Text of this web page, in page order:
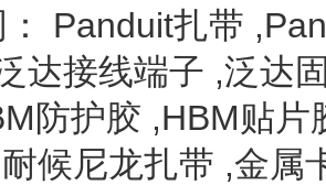
Panduit扎带 ,
达接线端子 ,泛达
防护胶 ,HBM贴片
耐候尼龙扎带 ,金属